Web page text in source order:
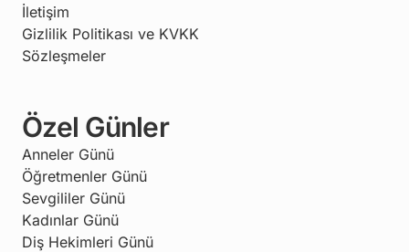
İletişim
Gizlilik Politikası ve KVKK
Sözleşmeler
Özel Günler
Anneler Günü
Öğretmenler Günü
Sevgililer Günü
Kadınlar Günü
Diş Hekimleri Günü